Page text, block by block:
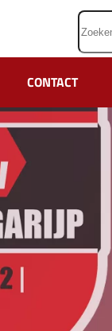
Zoeken
naar:
CONTACT